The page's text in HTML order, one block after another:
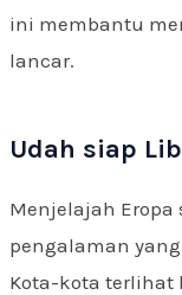
ini membantu
lancar.
Udah siap
Menjelajah
pengalaman
Kota-kota terlihat